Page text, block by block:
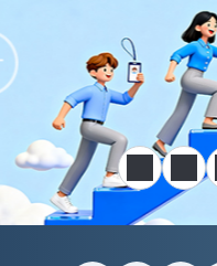
정지 이전
공급망 애로 핫라인 개설